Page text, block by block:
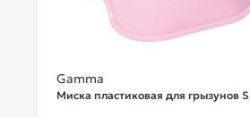
Gamma
Миска пластиковая для грызунов